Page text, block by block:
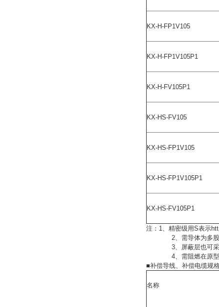
KX-H-FP1V105
KX-H-FP1V105P1
KX-H-FV105P1
KX-HS-FV105
KX-HS-FP1V105
KX-HS-FP1V105P1
KX-HS-FV105P1
注：1、精密级用S表示
2、需导体为多股软
3、屏蔽层也可采用
4、需阻燃在原型
■补偿导线、补偿电缆规
名称